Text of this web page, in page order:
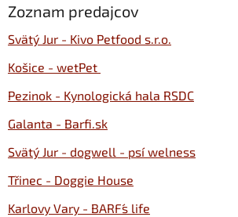
Zoznam predajcov
Svätý Jur - Kivo Petfood s.r.o.
Košice - wetPet
Pezinok - Kynologická hala RSDC
Galanta - Barfi.sk
Svätý Jur - dogwell - psí welness
Třinec - Doggie House
Karlovy Vary - BARF´s life